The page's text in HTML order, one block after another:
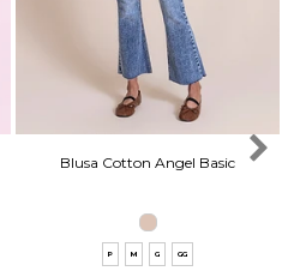
Blusa Cotton Angel Basic
P M G GG